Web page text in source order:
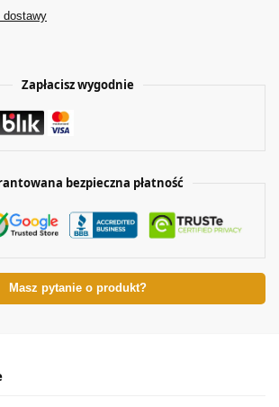
dostawy
Zapłacisz wygodnie
bezpieczna płatność
Masz pytanie o produkt?